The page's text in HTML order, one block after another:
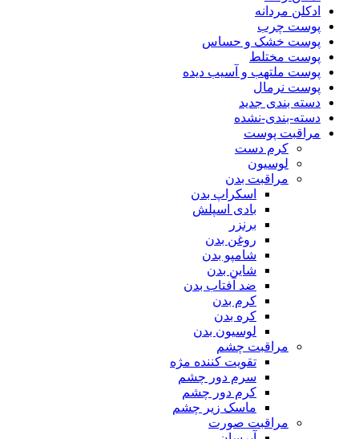
ادکلن مردانه
پوست چرب
پوست خشک و حساس
پوست مختلط
پوست ملتهب و آسیب دیده
پوست نرمال
دسته بندی جدید
دسته-بندی-نشده
مراقبت پوست
کرم دست
لوسیون
مراقبت بدن
اسکراپ بدن
بادی اسپلش
برنزر
روغن بدن
شامپو بدن
شاین بدن
ضد آفتاب بدن
کرم بدن
کره بدن
لوسیون بدن
مراقبت چشم
تقویت کننده مژه
سرم دور چشم
کرم دور چشم
ماسک زیر چشم
مراقبت صورت